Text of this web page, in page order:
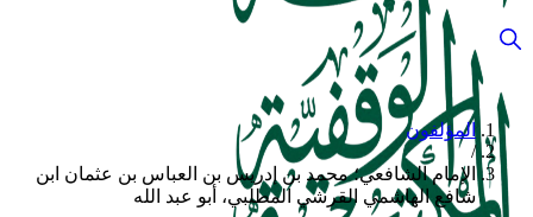
المؤلفون
/
الإمام الشافعي؛ محمد بن إدريس بن العباس بن عثمان ابن
شافع الهاشمي القرشي المطلبي، أبو عبد الله